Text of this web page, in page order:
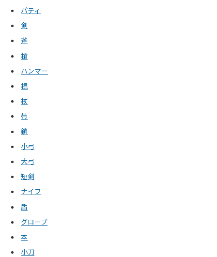
パティ
剣
斧
槍
ハンマー
棍
杖
帯
鎖
小弓
大弓
短剣
ナイフ
盾
グローブ
本
小刀